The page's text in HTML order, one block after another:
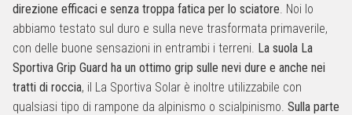
direzione efficaci e senza troppa fatica per lo sciatore. Noi lo
abbiamo testato sul duro e sulla neve trasformata primaverile,
con delle buone sensazioni in entrambi i terreni. La suola La
Sportiva Grip Guard ha un ottimo grip sulle nevi dure e anche nei
tratti di roccia, il La Sportiva Solar è inoltre utilizzabile con
qualsiasi tipo di rampone da alpinismo o scialpinismo. Sulla parte